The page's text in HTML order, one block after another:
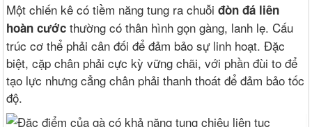
Một chiến kê có tiềm năng tung ra chuỗi đòn đá liên
hoàn cước thường có thân hình gọn gàng, lanh lẹ. Cấu
trúc cơ thể phải cân đối để đảm bảo sự linh hoạt. Đặc
biệt, cặp chân phải cực kỳ vững chãi, với phần đùi to để
tạo lực nhưng cẳng chân phải thanh thoát để đảm bảo tốc
độ.